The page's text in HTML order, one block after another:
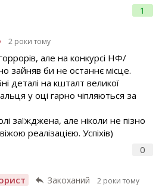
1
2 роки тому
0
але на конкурсі НФ/
зайняв би не останнє місце.
деталі на кшталт великої
у оці гарно чіпляються за
заїжджена, але ніколи не пізно
реалізацією. Успіхів)
Закоханий 2 роки тому